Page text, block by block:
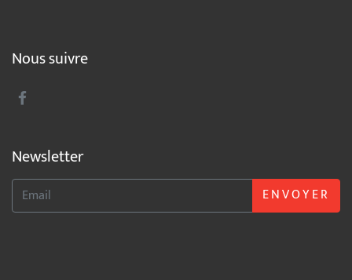
Nous suivre
Newsletter
ENVOYER